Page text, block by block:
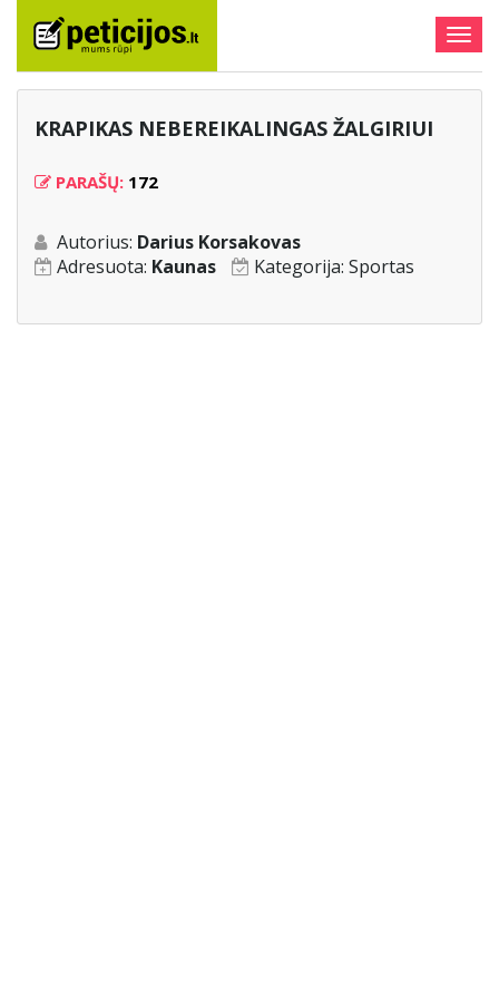
KRAPIKAS NEBEREIKALINGAS ŽALGIRIUI
PARAŠŲ: 172
Autorius: Darius Korsakovas
Adresuota: Kaunas Kategorija: Sportas